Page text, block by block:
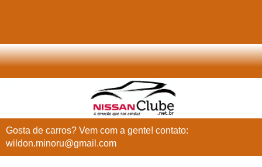
Gosta de carros? Vem com a gente! contato:
wildon.minoru@gmail.com